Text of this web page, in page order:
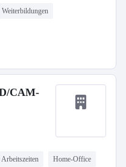
Weiterbildungen
CAM-
Home-Office